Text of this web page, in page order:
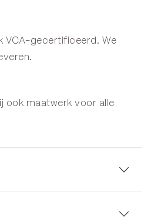
VCA-gecertificeerd. We
ook maatwerk voor alle